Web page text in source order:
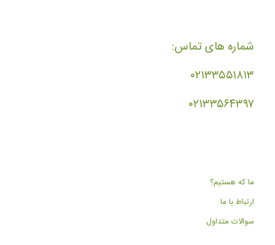
شماره های تماس:
۰۲۱۳۳۵۵۱۸۱۳
۰۲۱۳۳۵۶۴۳۹۷
ما که هستیم؟
ارتباط با ما
سوالات متداول